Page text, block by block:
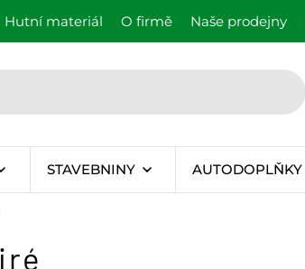
Hutní materiál O firmě Naše prodejny
STAVEBNINY AUTODOPLŇKY